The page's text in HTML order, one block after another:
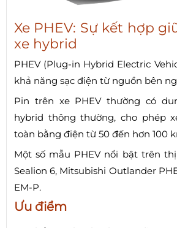
Xe PHEV: Sự kết hợp
xe hybrid
PHEV (Plug-in Hybrid Electric
khả năng sạc điện từ nguồn bên
Pin trên xe PHEV thường có
hybrid thông thường, cho phép
toàn bằng điện từ 50 đến hơn 100
Một số mẫu PHEV nổi bật trên
Sealion 6, Mitsubishi Outlander
EM-P.
Ưu điểm